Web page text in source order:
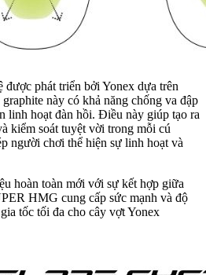
phát triển bởi Yonex dựa trên
này có khả năng chống va đập
linh hoạt đàn hồi. Điều này giúp tạo ra
kiểm soát tuyệt vời trong mỗi cú
người chơi thể hiện sự linh hoạt và
hoàn toàn mới với sự kết hợp giữa
HMG cung cấp sức mạnh và độ
tốc tối đa cho cây vợt Yonex